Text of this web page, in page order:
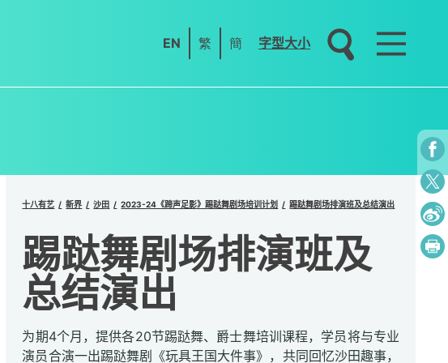
EN 繁 簡 字型大小
十八有艺 新界 沙田 2023-24《蹄声足影》踢跶舞剧场培训计划 踢跶舞剧场排演班及总结演出
踢跶舞剧场排演班及
总结演出
为期4个月，提供各20节踢跶舞、爵士舞培训课程，学员将与专业
演员合演一出踢跶舞剧《玩具王国大件事》，共同回忆沙田趣事，